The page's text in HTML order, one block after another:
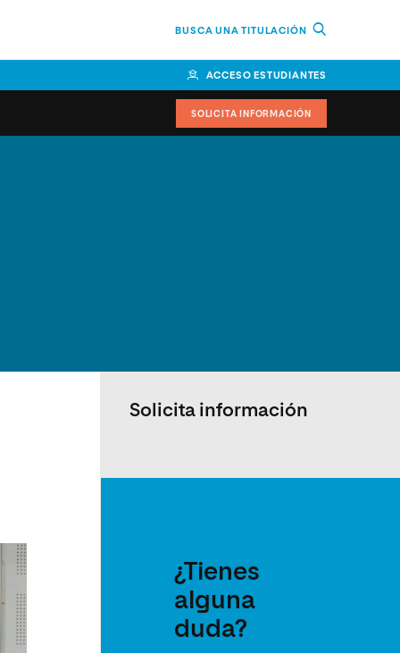
BUSCA UNA TITULACIÓN
ACCESO ESTUDIANTES
SOLICITA INFORMACIÓN
Solicita información
¿Tienes
alguna
duda?